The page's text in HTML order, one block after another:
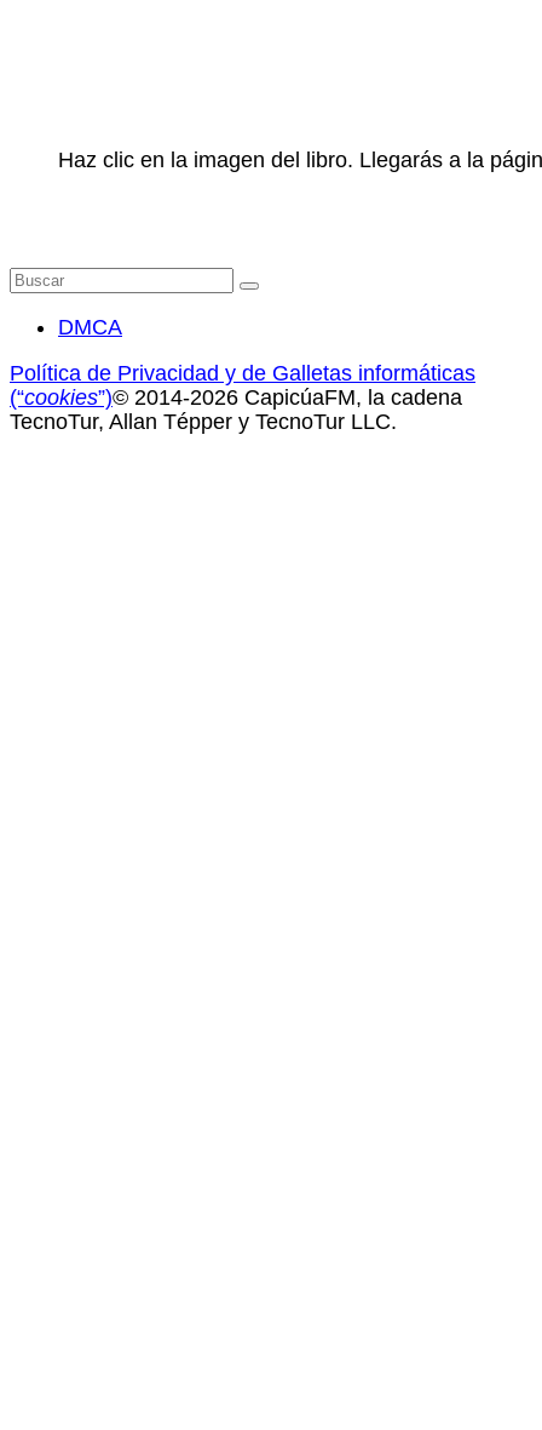
Haz clic en la imagen del libro. Llegarás a la
Buscar
DMCA
Política de Privacidad y de Galletas informáticas
(“cookies”)© 2014-2026 CapicúaFM, la cadena
TecnoTur, Allan Tépper y TecnoTur LLC.